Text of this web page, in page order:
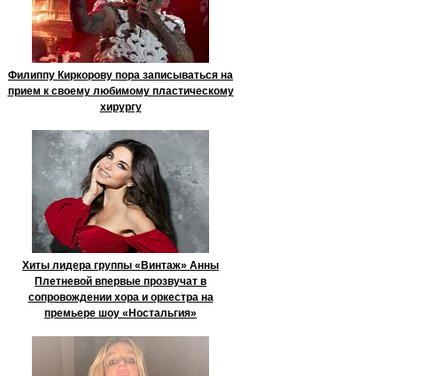
Филиппу Киркорову пора записываться на
прием к своему любимому пластическому
хирургу
Хиты лидера группы «Винтаж» Анны
Плетневой впервые прозвучат в
сопровождении хора и оркестра на
премьере шоу «Ностальгия»